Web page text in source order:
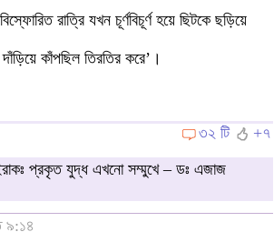
রাত্রি যখন চূর্ণবিচূর্ণ হয়ে ছিটকে ছড়িয়ে
কাঁপছিল তিরতির করে’।
৩২ টি
+৭
প্রকৃত যুদ্ধ এখনো সম্মুখে – ডঃ এজাজ
৯:১৪